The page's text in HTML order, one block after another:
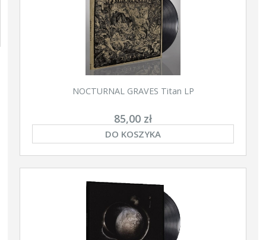
NOCTURNAL GRAVES Titan LP
85,00 zł
DO KOSZYKA